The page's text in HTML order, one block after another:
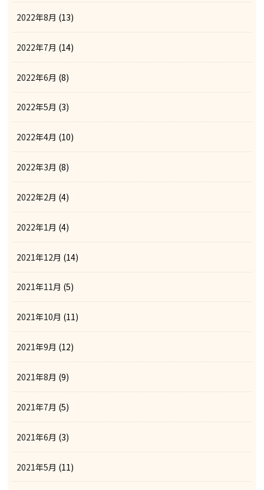
2022年8月 (13)
2022年7月 (14)
2022年6月 (8)
2022年5月 (3)
2022年4月 (10)
2022年3月 (8)
2022年2月 (4)
2022年1月 (4)
2021年12月 (14)
2021年11月 (5)
2021年10月 (11)
2021年9月 (12)
2021年8月 (9)
2021年7月 (5)
2021年6月 (3)
2021年5月 (11)